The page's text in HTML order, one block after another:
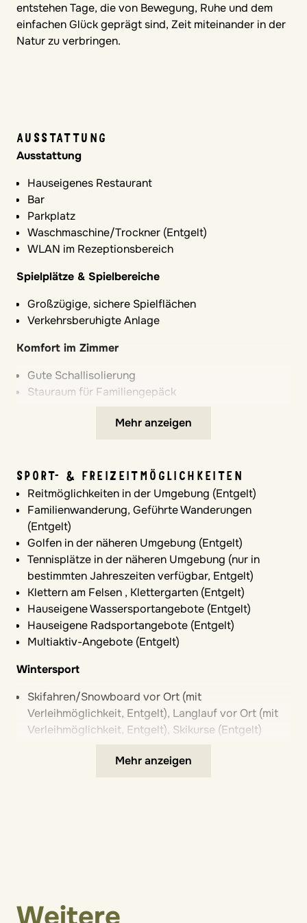
entstehen Tage, die von Bewegung, Ruhe und dem
einfachen Glück geprägt sind, Zeit miteinander in der
Natur zu verbringen.
AUSSTATTUNG
Ausstattung
Hauseigenes Restaurant
Bar
Parkplatz
Waschmaschine/Trockner (Entgelt)
WLAN im Rezeptionsbereich
Spielplätze & Spielbereiche
Großzügige, sichere Spielflächen
Verkehrsberuhigte Anlage
Komfort im Zimmer
Gute Schallisolierung
Stauraum für Familiengepäck
Komfort im Zimmer
Bettwäsche und 2 Handtücher auf Wunsch bitte im
Voraus buchen 19 €/Person
VERPFLEGUNGSLEISTUNGEN
Selbstverpflegung
Mehr anzeigen
SPORT- & FREIZEITMÖGLICHKEITEN
Reitmöglichkeiten in der Umgebung (Entgelt)
Familienwanderung, Geführte Wanderungen
(Entgelt)
Golfen in der näheren Umgebung (Entgelt)
Tennisplätze in der näheren Umgebung (nur in
bestimmten Jahreszeiten verfügbar, Entgelt)
Klettern am Felsen , Klettergarten (Entgelt)
Hauseigene Wassersportangebote (Entgelt)
Hauseigene Radsportangebote (Entgelt)
Multiaktiv-Angebote (Entgelt)
Wintersport
Skifahren/Snowboard vor Ort (mit
Verleihmöglichkeit, Entgelt), Langlauf vor Ort (mit
Verleihmöglichkeit, Entgelt), Skikurse (Entgelt)
Direkt an Piste und Loipe gelegen
Weitere Zusatzleistungen & Extras
Mehr anzeigen